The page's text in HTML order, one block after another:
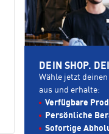
DEIN SHOP.
Wähle jetzt deinen
aus und erhalte:
Verfügbare
Persönliche
Sofortige